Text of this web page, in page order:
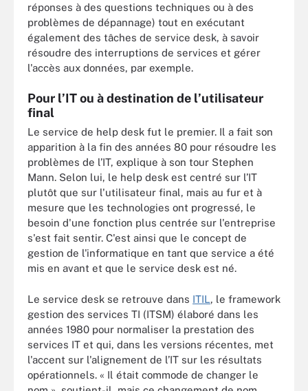
réponses à des questions techniques ou à des
problèmes de dépannage) tout en exécutant
également des tâches de service desk, à savoir
résoudre des interruptions de services et gérer
l'accès aux données, par exemple.
Pour l’IT ou à destination de l’utilisateur
final
Le service de help desk fut le premier. Il a fait son
apparition à la fin des années 80 pour résoudre les
problèmes de l’IT, explique à son tour Stephen
Mann. Selon lui, le help desk est centré sur l’IT
plutôt que sur l'utilisateur final, mais au fur et à
mesure que les technologies ont progressé, le
besoin d'une fonction plus centrée sur l'entreprise
s'est fait sentir. C'est ainsi que le concept de
gestion de l'informatique en tant que service a été
mis en avant et que le service desk est né.
Le service desk se retrouve dans ITIL, le framework
gestion des services TI (ITSM) élaboré dans les
années 1980 pour normaliser la prestation des
services IT et qui, dans les versions récentes, met
l'accent sur l'alignement de l’IT sur les résultats
opérationnels. « Il était commode de changer le